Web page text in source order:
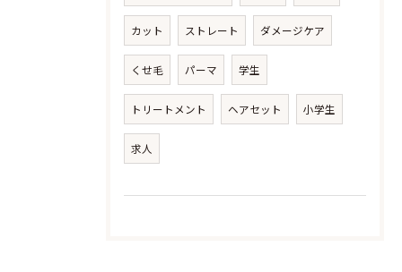
カット ストレート ダメージケア
くせ毛 パーマ 学生
トリートメント ヘアセット 小学生
求人